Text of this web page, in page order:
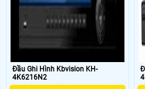
Đầu Ghi Hình Kbvision KH-
4K6216N2